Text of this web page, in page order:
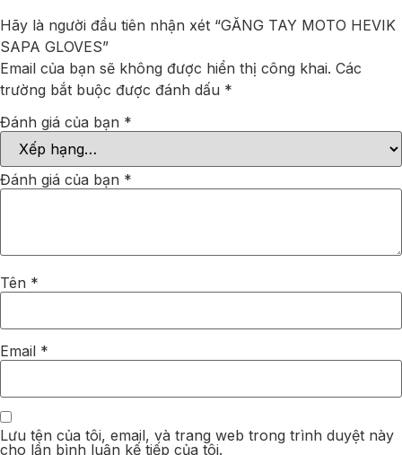
Hãy là người đầu tiên nhận xét “GĂNG TAY MOTO HEVIK
SAPA GLOVES”
Email của bạn sẽ không được hiển thị công khai. Các
trường bắt buộc được đánh dấu *
Đánh giá của bạn *
Đánh giá của bạn *
Tên *
Email *
Lưu tên của tôi, email, và trang web trong trình duyệt này
cho lần bình luận kế tiếp của tôi.